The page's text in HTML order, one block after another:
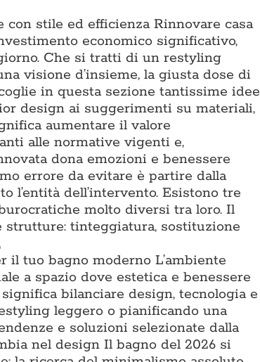
stile ed efficienza Rinnovare casa
economico significativo,
Che si tratti di un restyling
visione d’insieme, la giusta dose di
in questa sezione tantissime idee
design ai suggerimenti su materiali,
aumentare il valore
alle normative vigenti e,
dona emozioni e benessere
errore da evitare è partire dalla
l’entità dell’intervento. Esistono tre
molto diversi tra loro. Il
tinteggiatura, sostituzione
il tuo bagno moderno L’ambiente
a spazio dove estetica e benessere
bilanciare design, tecnologia e
leggero o pianificando una
e soluzioni selezionate dalla
nel design Il bagno del 2026 si